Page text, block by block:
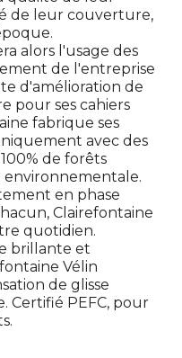
de leur couverture,
alors l'usage des
de l'entreprise
d'amélioration de
pour ses cahiers
fabrique ses
avec des
de forêts
en phase
Clairefontaine
quotidien.
brillante et
Vélin
de glisse
Certifié PEFC, pour